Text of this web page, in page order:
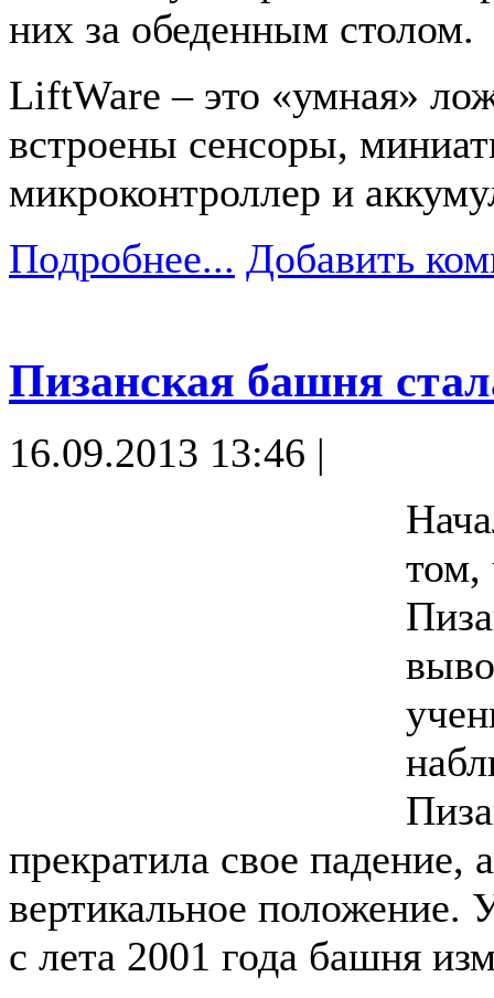
них за обеденным столом.
LiftWare – это «умная»
встроены сенсоры,
микроконтроллер и
Подробнее... Добавить
Пизанская башня
16.09.2013 13:46 |
том,
прекратила свое падение,
вертикальное положение.
с лета 2001 года башня